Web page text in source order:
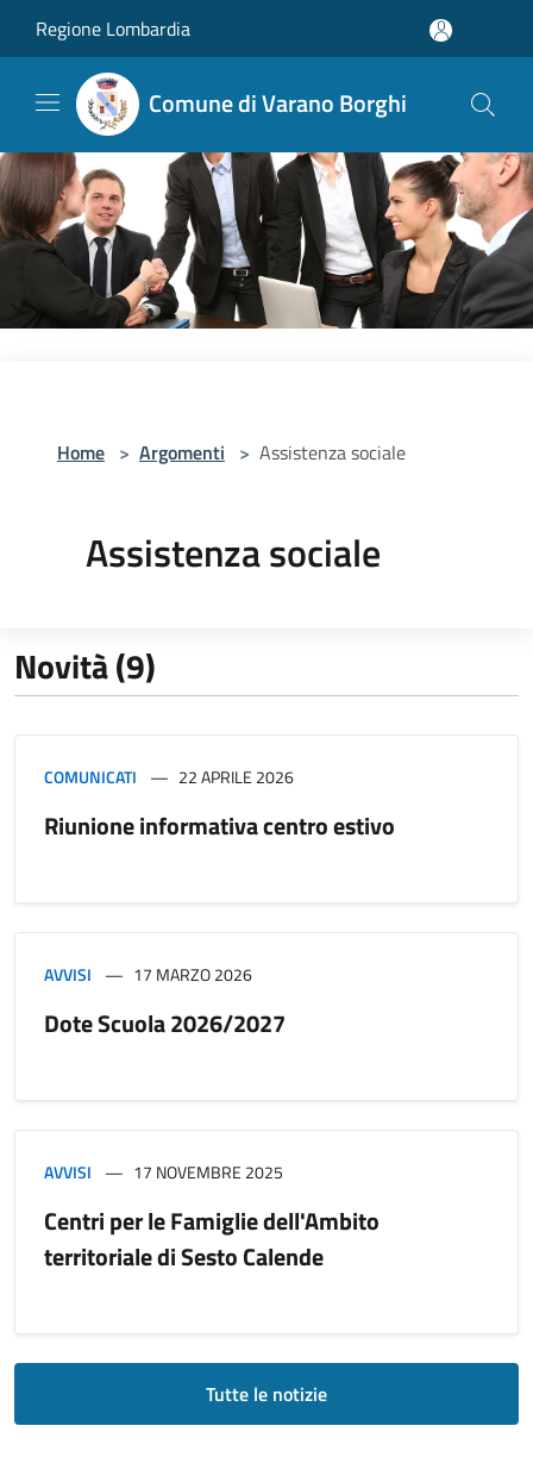
Regione Lombardia
Comune di Varano Borghi
Home > Argomenti > Assistenza sociale
Assistenza sociale
Novità (9)
COMUNICATI 22 APRILE 2026
Riunione informativa centro estivo
AVVISI 17 MARZO 2026
Dote Scuola 2026/2027
AVVISI 17 NOVEMBRE 2025
Centri per le Famiglie dell'Ambito
territoriale di Sesto Calende
Tutte le notizie